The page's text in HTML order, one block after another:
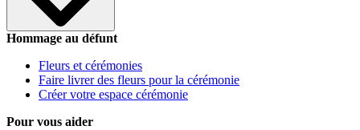
Hommage au défunt
Fleurs et cérémonies
Faire livrer des fleurs pour la cérémonie
Créer votre espace cérémonie
Pour vous aider